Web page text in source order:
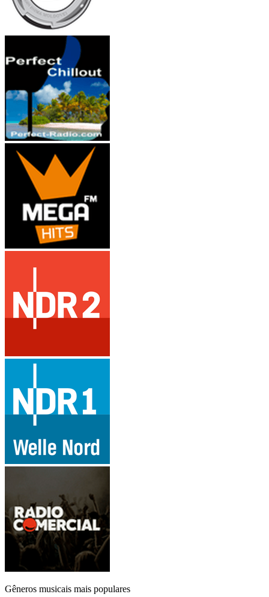
Gêneros musicais mais populares